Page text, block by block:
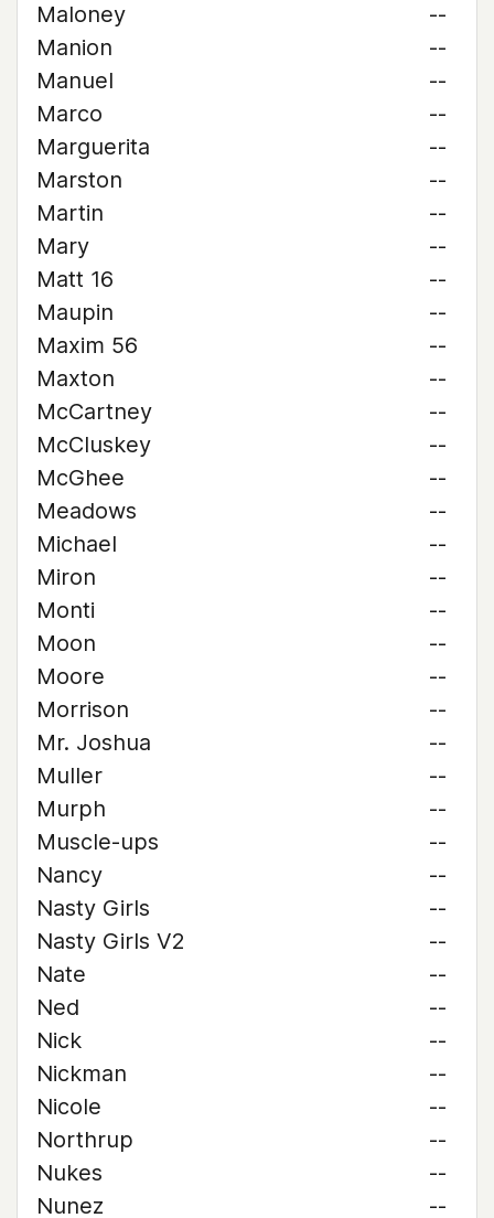
Maloney
--
Manion
--
Manuel
--
Marco
--
Marguerita
--
Marston
--
Martin
--
Mary
--
Matt 16
--
Maupin
--
Maxim 56
--
Maxton
--
McCartney
--
McCluskey
--
McGhee
--
Meadows
--
Michael
--
Miron
--
Monti
--
Moon
--
Moore
--
Morrison
--
Mr. Joshua
--
Muller
--
Murph
--
Muscle-ups
--
Nancy
--
Nasty Girls
--
Nasty Girls V2
--
Nate
--
Ned
--
Nick
--
Nickman
--
Nicole
--
Northrup
--
Nukes
--
Nunez
--